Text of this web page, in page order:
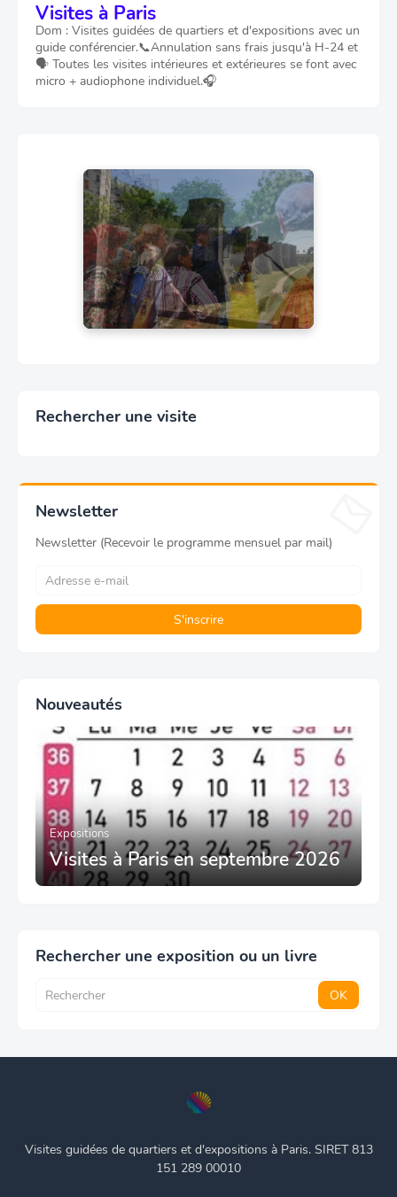
Visites à Paris
Dom : Visites guidées de quartiers et d'expositions avec un
guide conférencier.📞Annulation sans frais jusqu'à H-24 et
🗣️ Toutes les visites intérieures et extérieures se font avec
micro + audiophone individuel.🎧
Rechercher une visite
Newsletter
Newsletter (Recevoir le programme mensuel par mail)
Nouveautés
Expositions
Visites à Paris en septembre 2026
Rechercher une exposition ou un livre
Visites guidées de quartiers et d'expositions à Paris. SIRET 813
151 289 00010